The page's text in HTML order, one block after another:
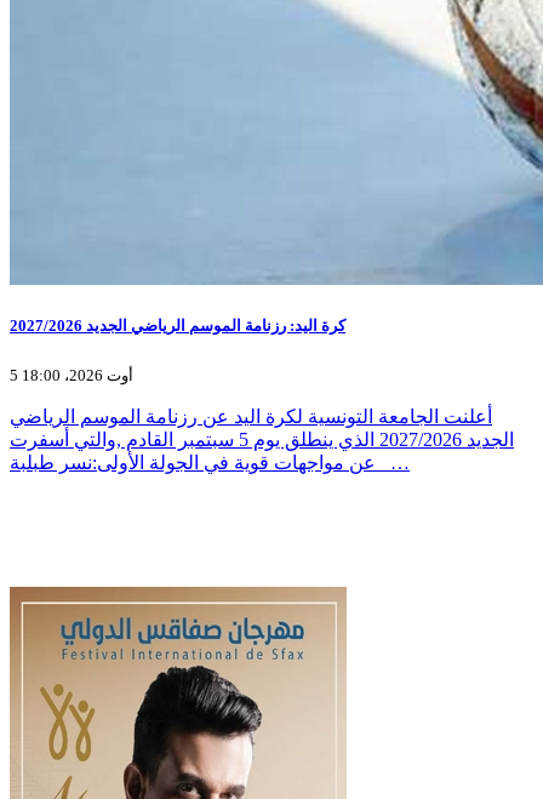
كرة اليد: رزنامة الموسم الرياضي الجديد 2027/2026
5 أوت 2026، 18:00
أعلنت الجامعة التونسية لكرة اليد عن رزنامة الموسم الرياضي
الجديد 2027/2026 الذي ينطلق يوم 5 سبتمبر القادم ,والتي أسفرت
عن مواجهات قوية في الجولة الأولى:نسر طبلبة _…